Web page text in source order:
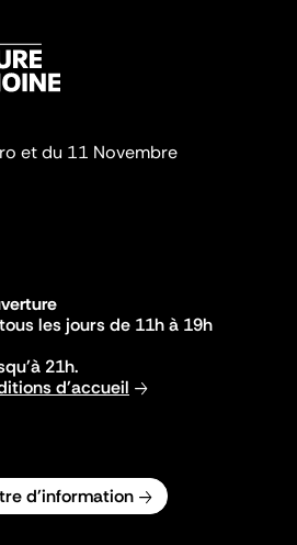
et du 11 Novembre
les jours de 11h à 19h
21h.
d'accueil
d'information